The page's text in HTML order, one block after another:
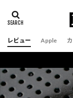
レビュー Apple